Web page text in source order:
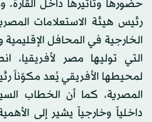
حضورها وتأثيرها داخل القارة.
رئيس هيئة الاستعلامات
الخارجية في المحافل
التي توليها مصر لأفريقيا،
لمحيطها الأفريقي يُعد مكوّناً
المصرية، كما أن الخطاب
داخلياً وخارجياً يشير إلى